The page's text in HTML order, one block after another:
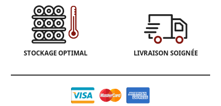
STOCKAGE OPTIMAL LIVRAISON SOIGNÉE